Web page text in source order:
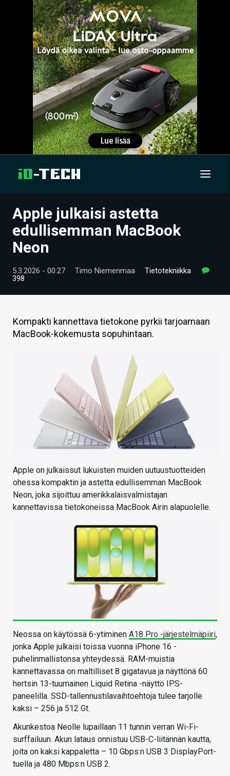
UUTISET
ARTIKKELIT
VIDEOT
HINTA.FI
Apple julkaisi astetta
edullisemman MacBook
Neon
5.3.2026 - 00:27 Timo Niemenmaa
Tietotekniikka
398
Kompakti kannettava tietokone pyrkii tarjoamaan
MacBook-kokemusta sopuhintaan.
Apple on julkaissut lukuisten muiden uutuustuotteiden
ohessa kompaktin ja astetta edullisemman MacBook
Neon, joka sijoittuu amerikkalaisvalmistajan
kannettavissa tietokoneissa MacBook Airin alapuolelle.
Neossa on käytössä 6-ytiminen A18 Pro -järjestelmäpiiri,
jonka Apple julkaisi toissa vuonna iPhone 16 -
puhelinmallistonsa yhteydessä. RAM-muistia
kannettavassa on maltilliset 8 gigatavua ja näyttönä 60
hertsin 13-tuumainen Liquid Retina -näyttö IPS-
paneelilla. SSD-tallennustilavaihtoehtoja tulee tarjolle
kaksi – 256 ja 512 Gt.
Akunkestoa Neolle lupaillaan 11 tunnin verran Wi-Fi-
surffailuun. Akun lataus onnistuu USB-C-liitännän kautta,
joita on kaksi kappaletta – 10 Gbps:n USB 3 DisplayPort-
tuella ja 480 Mbps:n USB 2.